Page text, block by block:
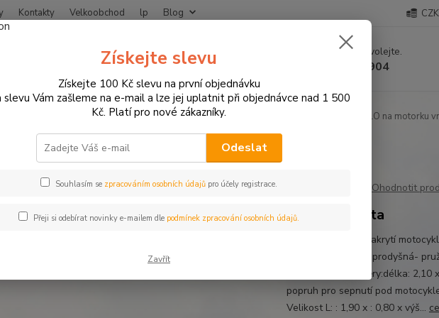
Kontakty Velkoobchod lp Blog
Hledat Nevíte si rady? Zavolejte.
+420 774 641 904
ČIŠTĚNÍ, ÚDRŽBA, MOTOKOSMETIKA Plachty a ochrana proti počasí Plachta POLO na motorku
POLO na motorku vnitřní
Ohodnotit
Vnitřní plachta
Plachta POLO na zakrytí
lehká, lak chránící, prodyšná-
napasování- rozměry:délka:
popruh pro sepnutí pod
Velikost L: : 1,90 x : 0,80 x výš...
Získejte slevu
Získejte 100 Kč slevu na první objednávku
slevu Vám zašleme na e-mail a lze jej uplatnit při objednávce nad 1 500
Kč. Platí pro nové zákazníky.
Odeslat
Souhlasím se zpracováním osobních údajů pro účely registrace.
Přeji si odebírat novinky e-mailem dle podmínek zpracování osobních údajů.
Zavřít